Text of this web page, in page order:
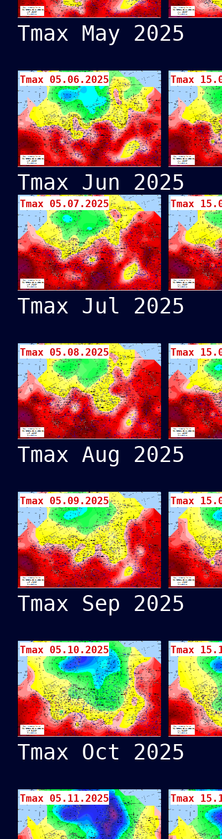
Tmax May 2025
Tmax 05.06.2025 Tmax
Tmax Jun 2025
Tmax 05.07.2025 Tmax
Tmax Jul 2025
Tmax 05.08.2025 Tmax
Tmax Aug 2025
Tmax 05.09.2025 Tmax
Tmax Sep 2025
Tmax 05.10.2025 Tmax
Tmax Oct 2025
Tmax 05.11.2025 Tmax